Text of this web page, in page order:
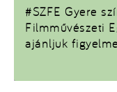
#SZFE Gyere
Filmművészeti
ajánljuk